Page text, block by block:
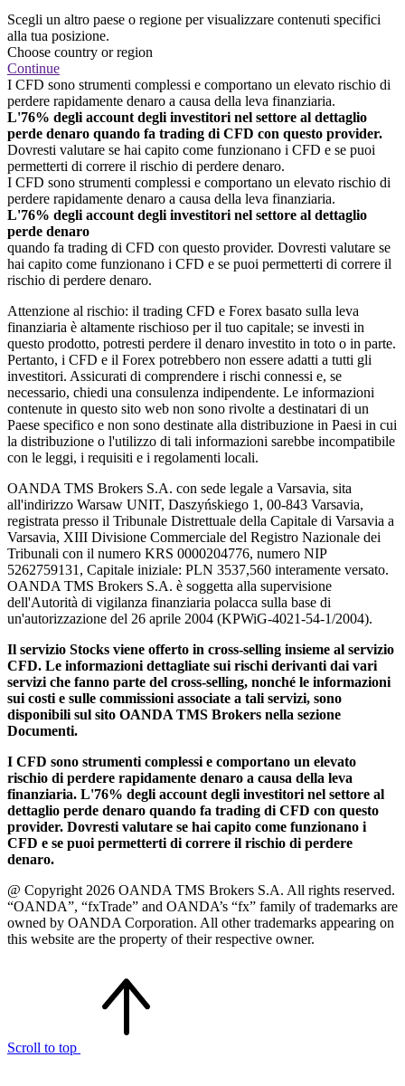
Scegli un altro paese o regione per visualizzare contenuti specifici
alla tua posizione.
Choose country or region
Continue
I CFD sono strumenti complessi e comportano un elevato rischio di
perdere rapidamente denaro a causa della leva finanziaria.
L'76% degli account degli investitori nel settore al dettaglio
perde denaro quando fa trading di CFD con questo provider.
Dovresti valutare se hai capito come funzionano i CFD e se puoi
permetterti di correre il rischio di perdere denaro.
I CFD sono strumenti complessi e comportano un elevato rischio di
perdere rapidamente denaro a causa della leva finanziaria.
L'76% degli account degli investitori nel settore al dettaglio
perde denaro
quando fa trading di CFD con questo provider. Dovresti valutare se
hai capito come funzionano i CFD e se puoi permetterti di correre il
rischio di perdere denaro.
Attenzione al rischio: il trading CFD e Forex basato sulla leva
finanziaria è altamente rischioso per il tuo capitale; se investi in
questo prodotto, potresti perdere il denaro investito in toto o in parte.
Pertanto, i CFD e il Forex potrebbero non essere adatti a tutti gli
investitori. Assicurati di comprendere i rischi connessi e, se
necessario, chiedi una consulenza indipendente. Le informazioni
contenute in questo sito web non sono rivolte a destinatari di un
Paese specifico e non sono destinate alla distribuzione in Paesi in cui
la distribuzione o l'utilizzo di tali informazioni sarebbe incompatibile
con le leggi, i requisiti e i regolamenti locali.
OANDA TMS Brokers S.A. con sede legale a Varsavia, sita
all'indirizzo Warsaw UNIT, Daszyńskiego 1, 00-843 Varsavia,
registrata presso il Tribunale Distrettuale della Capitale di Varsavia a
Varsavia, XIII Divisione Commerciale del Registro Nazionale dei
Tribunali con il numero KRS 0000204776, numero NIP
5262759131, Capitale iniziale: PLN 3537,560 interamente versato.
OANDA TMS Brokers S.A. è soggetta alla supervisione
dell'Autorità di vigilanza finanziaria polacca sulla base di
un'autorizzazione del 26 aprile 2004 (KPWiG-4021-54-1/2004).
Il servizio Stocks viene offerto in cross-selling insieme al servizio
CFD. Le informazioni dettagliate sui rischi derivanti dai vari
servizi che fanno parte del cross-selling, nonché le informazioni
sui costi e sulle commissioni associate a tali servizi, sono
disponibili sul sito OANDA TMS Brokers nella sezione
Documenti.
I CFD sono strumenti complessi e comportano un elevato
rischio di perdere rapidamente denaro a causa della leva
finanziaria. L'76% degli account degli investitori nel settore al
dettaglio perde denaro quando fa trading di CFD con questo
provider. Dovresti valutare se hai capito come funzionano i
CFD e se puoi permetterti di correre il rischio di perdere
denaro.
@ Copyright 2026 OANDA TMS Brokers S.A. All rights reserved.
“OANDA”, “fxTrade” and OANDA’s “fx” family of trademarks are
owned by OANDA Corporation. All other trademarks appearing on
this website are the property of their respective owner.
Scroll to top